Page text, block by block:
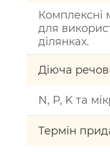
Комплексні
для
ділянках.
Діюча
N, P, K та
Термін